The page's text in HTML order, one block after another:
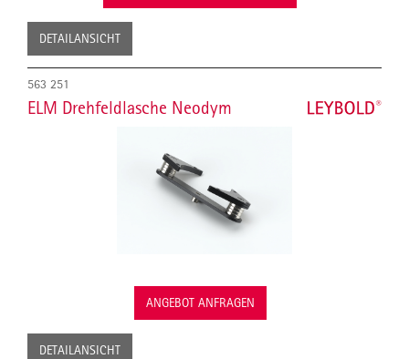
DETAILANSICHT
563 251
ELM Drehfeldlasche Neodym
ANGEBOT ANFRAGEN
DETAILANSICHT